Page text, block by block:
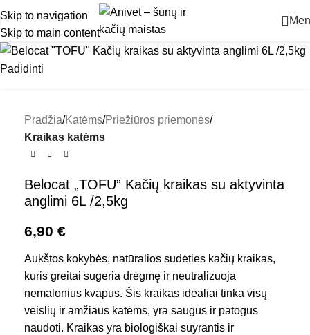
Skip to navigation
Skip to main content
Padidinti
Pradžia Katėms Priežiūros priemonės
Kraikas katėms
Belocat „TOFU” Kačių kraikas su aktyvinta
anglimi 6L /2,5kg
6,90 €
Aukštos kokybės, natūralios sudėties kačių kraikas,
kuris greitai sugeria drėgmę ir neutralizuoja
nemalonius kvapus. Šis kraikas idealiai tinka visų
veislių ir amžiaus katėms, yra saugus ir patogus
naudoti. Kraikas yra biologiškai suyrantis ir